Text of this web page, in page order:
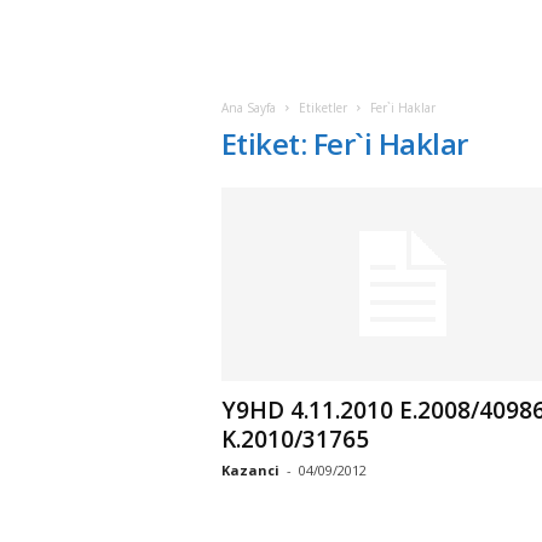
Ana Sayfa Etiketler Fer`i Haklar
Etiket: Fer`i Haklar
Y9HD 4.11.2010 E.2008/
K.2010/31765
Kazanci - 04/09/2012